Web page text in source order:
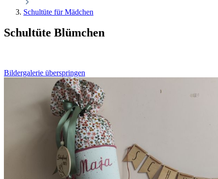
Schultüte für Mädchen
Schultüte Blümchen
Bildergalerie überspringen